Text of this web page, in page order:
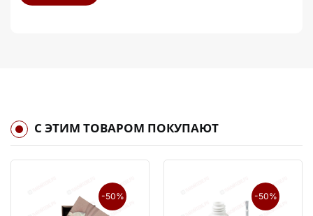
С ЭТИМ ТОВАРОМ ПОКУПАЮТ
-50% -50%